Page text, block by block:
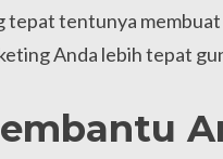
tepat tentunya
Anda lebih tepat